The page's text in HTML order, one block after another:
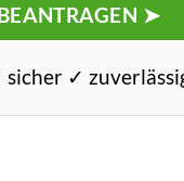
➤
sicher ✓